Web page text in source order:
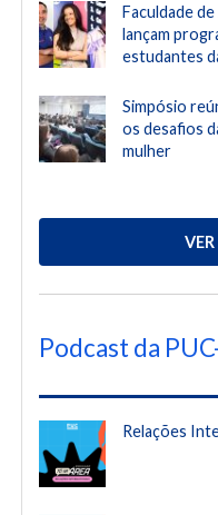
Faculdade
lançam
estudantes
Simpósio
os desafios
mulher
Podcast da
Relações